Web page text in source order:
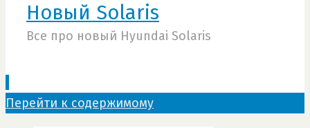
Новый Solaris
Все про новый Hyundai Solaris
Перейти к содержимому